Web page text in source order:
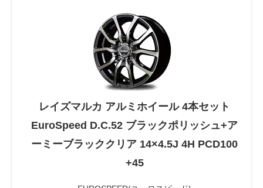
レイズマルカ アルミホイール 4本セット
EuroSpeed D.C.52 ブラックポリッシュ+ア
ーミーブラッククリア 14×4.5J 4H PCD100
+45